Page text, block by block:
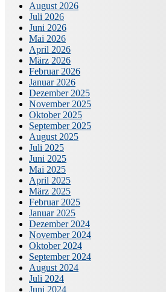
August 2026
Juli 2026
Juni 2026
Mai 2026
April 2026
März 2026
Februar 2026
Januar 2026
Dezember 2025
November 2025
Oktober 2025
September 2025
August 2025
Juli 2025
Juni 2025
Mai 2025
April 2025
März 2025
Februar 2025
Januar 2025
Dezember 2024
November 2024
Oktober 2024
September 2024
August 2024
Juli 2024
Juni 2024